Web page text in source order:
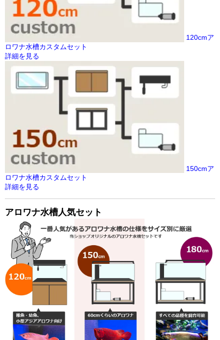
120cmア
ロワナ水槽カスタムセット
詳細を見る
150cmア
ロワナ水槽カスタムセット
詳細を見る
アロワナ水槽人気セット